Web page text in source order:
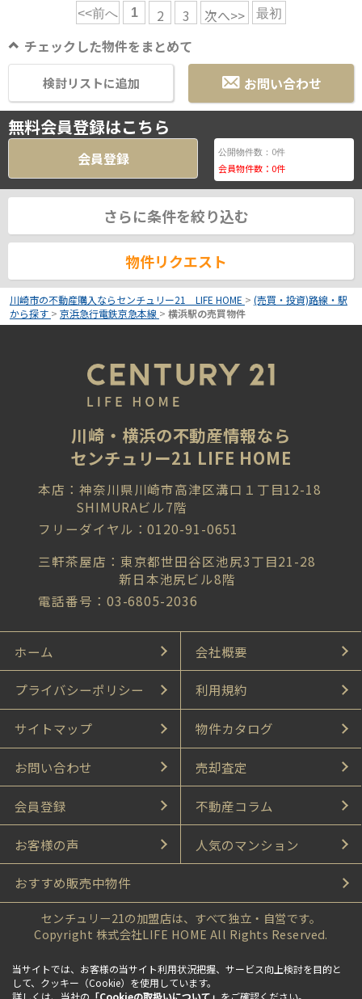
<<前へ 1 2 3 次へ>> 最初
チェックした物件をまとめて
お問い合わせ
検討リストに追加
無料会員登録はこちら
会員登録 公開物件数： 0件
会員物件数： 0件
さらに条件を絞り込む
物件リクエスト
川崎市の不動産購入ならセンチュリー21 LIFE HOME > (売買・投資)路線・駅
から探す > 京浜急行電鉄京急本線 > 横浜駅の売買物件
川崎・横浜の不動産情報なら
センチュリー21 LIFE HOME
本店：神奈川県川崎市高津区溝口１丁目12-18
SHIMURAビル7階
フリーダイヤル：0120-91-0651
三軒茶屋店：東京都世田谷区池尻3丁目21-28
新日本池尻ビル8階
電話番号：03-6805-2036
ホーム 会社概要
プライバシーポリシー 利用規約
サイトマップ 物件カタログ
お問い合わせ 売却査定
会員登録 不動産コラム
お客様の声 人気のマンション
おすすめ販売中物件
センチュリー21の加盟店は、すべて独立・自営です。
Copyright 株式会社LIFE HOME All Rights Reserved.
当サイトでは、お客様の当サイト利用状況把握、サービス向上検討を目的と
して、クッキー（Cookie）を使用しています。
詳しくは、当社の 「Cookieの取扱いについて」 をご確認ください。